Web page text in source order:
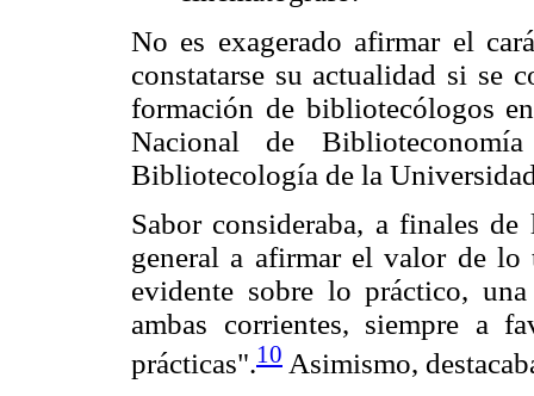
No es exagerado afirmar el
constatarse su actualidad si se
formación de bibliotecólogos
Nacional de
Bibliotecología de la
Sabor consideraba, a finales
general a afirmar el valor de
evidente sobre lo práctico,
ambas corrientes, siempre a
prácticas".10 Asimismo,